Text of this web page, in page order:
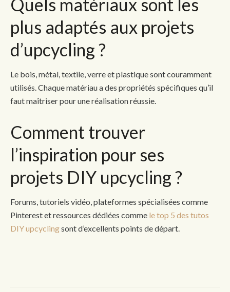
Quels matériaux sont les
plus adaptés aux projets
d’upcycling ?
Le bois, métal, textile, verre et plastique sont couramment
utilisés. Chaque matériau a des propriétés spécifiques qu’il
faut maîtriser pour une réalisation réussie.
Comment trouver
l’inspiration pour ses
projets DIY upcycling ?
Forums, tutoriels vidéo, plateformes spécialisées comme
Pinterest et ressources dédiées comme le top 5 des tutos
DIY upcyclingsont d’excellents points de départ.